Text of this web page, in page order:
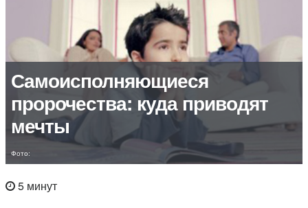
Самоисполняющиеся
пророчества: куда приводят
мечты
Фото:
5 минут